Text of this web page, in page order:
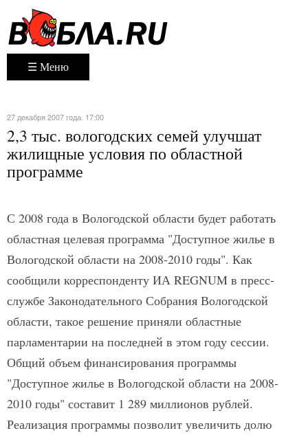
☰ Меню
27 декабря 2007 года. 17:00
2,3 тыс. вологодских семей улучшат
жилищные условия по областной
программе
С 2008 года в Вологодской области будет работать
областная целевая программа "Доступное жилье в
Вологодской области на 2008-2010 годы". Как
сообщили корреспонденту ИА REGNUM в пресс-
службе Законодательного Собрания Вологодской
области, такое решение приняли областные
парламентарии на последней в этом году сессии.
Общий объем финансирования программы
"Доступное жилье в Вологодской области на 2008-
2010 годы" составит 1 289 миллионов рублей.
Реализация программы позволит увеличить долю